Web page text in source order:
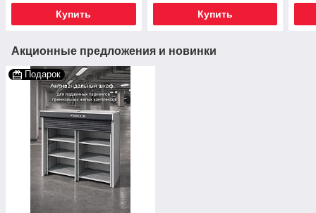
Купить Купить
Акционные предложения и новинки
Подарок